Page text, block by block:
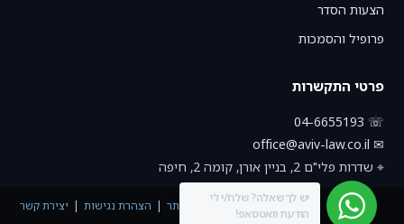
הצעות הסדר
פרופיל והסמכות
פרטי התקשרות
☏ 04-6655193
✉ office@aviv-law.co.il
⌖ שדרות פלי"ם 2, בניין אורן, קומה 2, חיפה
תנאי שימוש באתר הצהרת נגישות יצירת קשר
יש לך שאלה? שלח/י לי
הודעת וואטסאפ!